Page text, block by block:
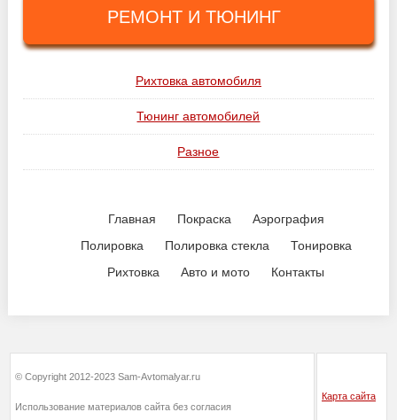
РЕМОНТ И ТЮНИНГ
Рихтовка автомобиля
Тюнинг автомобилей
Разное
Главная Покраска
Аэрография
Полировка
Полировка стекла
Тонировка
Рихтовка
Авто и мото Контакты
© Copyright 2012-2023 Sam-Avtomalyar.ru
Использование материалов сайта без согласия
Карта сайта